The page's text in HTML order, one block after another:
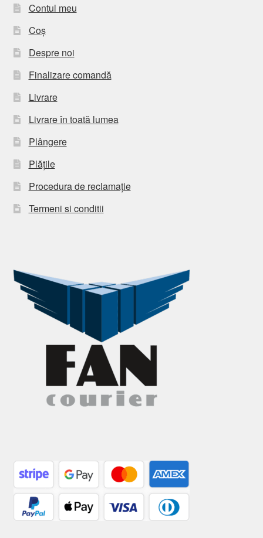
Contul meu
Coș
Despre noi
Finalizare comandă
Livrare
Livrare în toată lumea
Plângere
Plățile
Procedura de reclamație
Termeni si conditii